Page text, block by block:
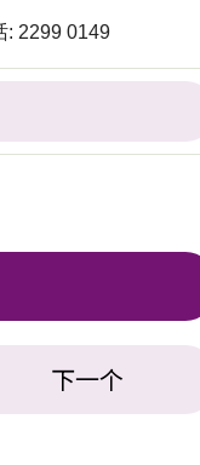
: 2299 0149
下一个